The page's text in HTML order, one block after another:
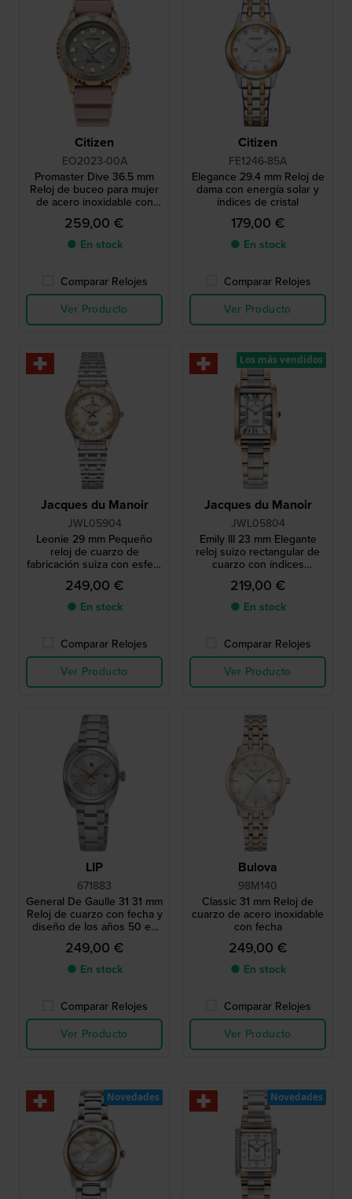
Citizen
EO2023-00A
Promaster Dive 36.5 mm
Reloj de buceo para mujer
de acero inoxidable con
fecha
259,00 €
● En stock
Comparar Relojes
Ver Producto
Citizen
FE1246-85A
Elegance 29.4 mm Reloj de
dama con energía solar y
índices de cristal
179,00 €
● En stock
Comparar Relojes
Ver Producto
Jacques du Manoir
JWL05904
Leonie 29 mm Pequeño
reloj de cuarzo de
fabricación suiza con esfera
de nácar y índices de cristal
249,00 €
● En stock
Comparar Relojes
Ver Producto
Jacques du Manoir
JWL05804
Emily III 23 mm Elegante
reloj suizo rectangular de
cuarzo con índices
romanos
219,00 €
● En stock
Comparar Relojes
Ver Producto
Los más vendidos
LIP
671883
General De Gaulle 31 31 mm
Reloj de cuarzo con fecha y
diseño de los años 50 en
forma de tonel
249,00 €
● En stock
Comparar Relojes
Ver Producto
Bulova
98M140
Classic 31 mm Reloj de
cuarzo de acero inoxidable
con fecha
249,00 €
● En stock
Comparar Relojes
Ver Producto
Novedades Novedades